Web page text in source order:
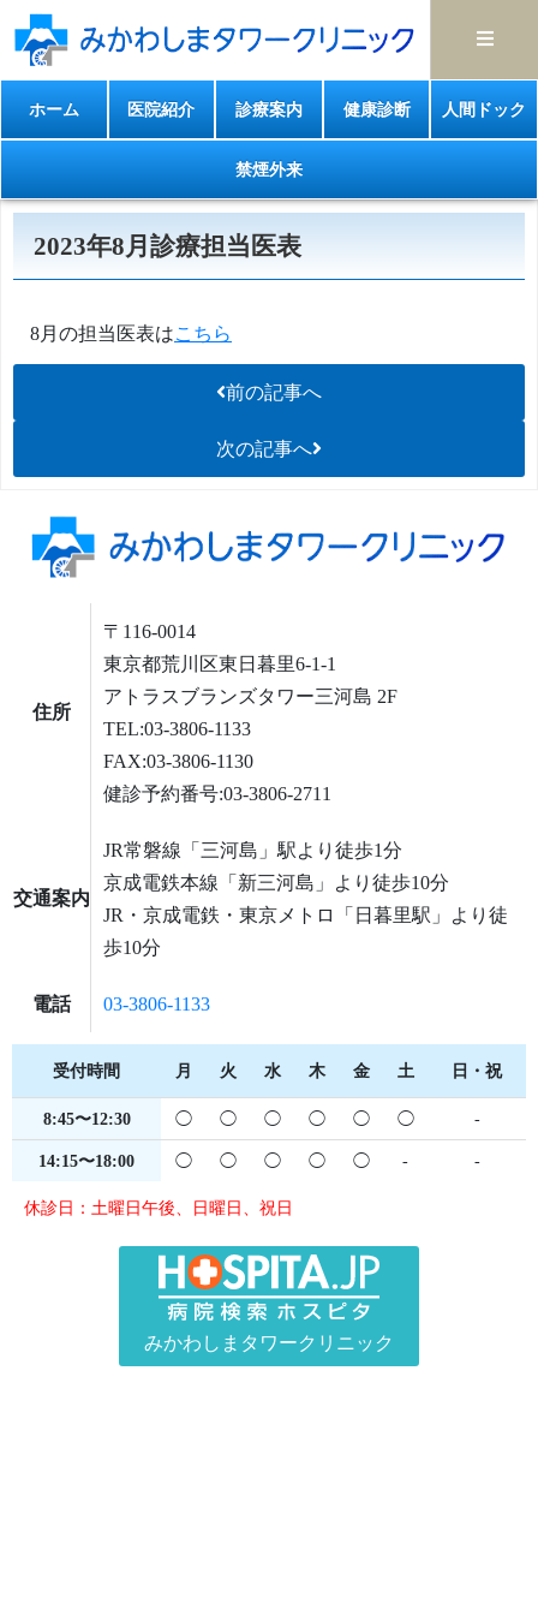
ホーム 医院紹介 診療案内 健康診断 人間ドック
禁煙外来
2023年8月診療担当医表
8月の担当医表はこちら
前の記事へ
次の記事へ
住所
〒116-0014
東京都荒川区東日暮里6-1-1
アトラスブランズタワー三河島 2F
TEL:03-3806-1133
FAX:03-3806-1130
健診予約番号:03-3806-2711
交通案内
JR常磐線「三河島」駅より徒歩1分
京成電鉄本線「新三河島」より徒歩10分
JR・京成電鉄・東京メトロ「日暮里駅」より徒
歩10分
電話 03-3806-1133
受付時間 月 火 水 木 金 土 日・祝
8:45〜12:30 ◯ ◯ ◯ ◯ ◯ ◯ -
14:15〜18:00 ◯ ◯ ◯ ◯ ◯ - -
休診日：土曜日午後、日曜日、祝日
みかわしまタワークリニック